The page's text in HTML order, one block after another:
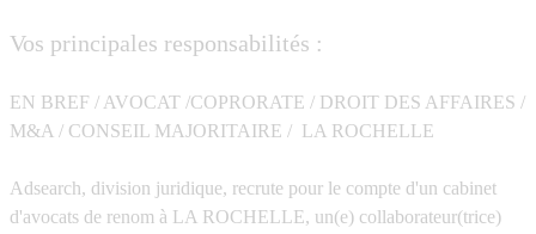
Vos principales responsabilités :
EN BREF / AVOCAT /COPRORATE / DROIT DES AFFAIRES /
M&A / CONSEIL MAJORITAIRE / LA ROCHELLE
Adsearch, division juridique, recrute pour le compte d'un cabinet
d'avocats de renom à LA ROCHELLE, un(e) collaborateur(trice)